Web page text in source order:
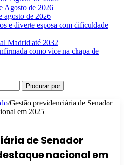
Agosto de 2026
agosto de 2026
e diverte esposa com dificuldade
Madrid até 2032
como vice na chapa de
Procurar por
/Gestão previdenciária de Senador
em 2025
de Senador
nacional em